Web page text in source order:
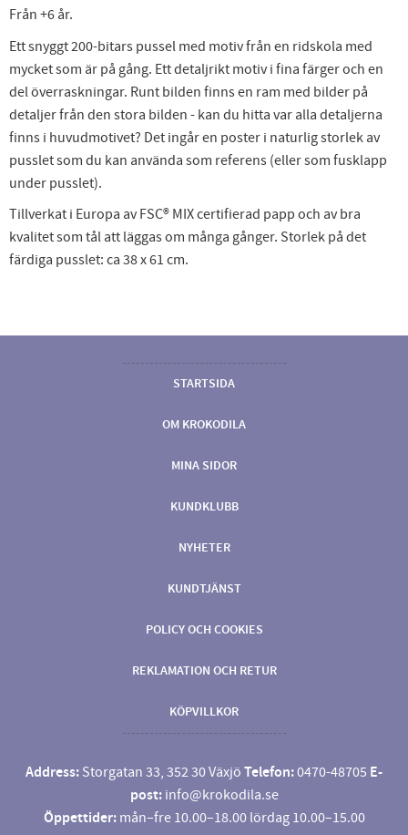
Från +6 år.
Ett snyggt 200-bitars pussel med motiv från en ridskola med
mycket som är på gång. Ett detaljrikt motiv i fina färger och en
del överraskningar. Runt bilden finns en ram med bilder på
detaljer från den stora bilden - kan du hitta var alla detaljerna
finns i huvudmotivet? Det ingår en poster i naturlig storlek av
pusslet som du kan använda som referens (eller som fusklapp
under pusslet).
Tillverkat i Europa av FSC®️ MIX certifierad papp och av bra
kvalitet som tål att läggas om många gånger. Storlek på det
färdiga pusslet: ca 38 x 61 cm.
STARTSIDA
OM KROKODILA
MINA SIDOR
KUNDKLUBB
NYHETER
KUNDTJÄNST
POLICY OCH COOKIES
REKLAMATION OCH RETUR
KÖPVILLKOR
Address: Storgatan 33, 352 30 Växjö Telefon:0470-48705 E-
post: info@krokodila.se
Öppettider:mån–fre 10.00–18.00 lördag 10.00–15.00